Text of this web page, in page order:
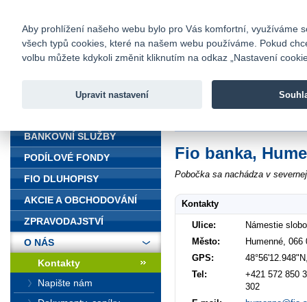
Fio banka
Fio banka
Fio banka,
Pobočka sa nachádza v
Kontakty
Ulice:
Námestie
Město:
Humenné, 066
GPS:
Tel:
+421 572 850
302
BANKOVNÍ SLUŽBY
PODÍLOVÉ FONDY
FIO DLUHOPISY
AKCIE A OBCHODOVÁNÍ
ZPRAVODAJSTVÍ
O NÁS
Kontakty
Napište nám
Aby prohlížení našeho webu bylo pro Vás komfortní, využíváme
všech typů cookies, které na našem webu používáme. Pokud
volbu můžete kdykoli změnit kliknutím na odkaz „Nastavení
Upravit nastavení